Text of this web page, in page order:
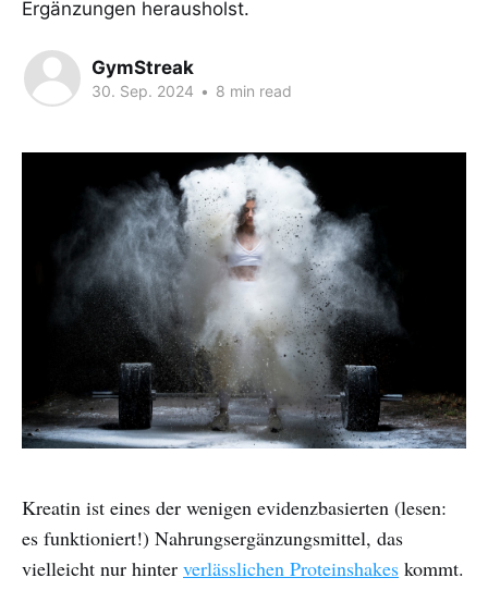
Ergänzungen herausholst.
GymStreak
30. Sep. 2024 • 8 min read
Kreatin ist eines der wenigen evidenzbasierten (lesen:
es funktioniert!) Nahrungsergänzungsmittel, das
vielleicht nur hinter verlässlichen Proteinshakes kommt.